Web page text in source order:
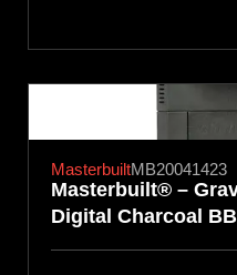
MasterbuiltMB20041423
Masterbuilt® –
Digital Charcoal